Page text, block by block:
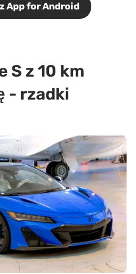
App for Android
S z 10 km
- rzadki